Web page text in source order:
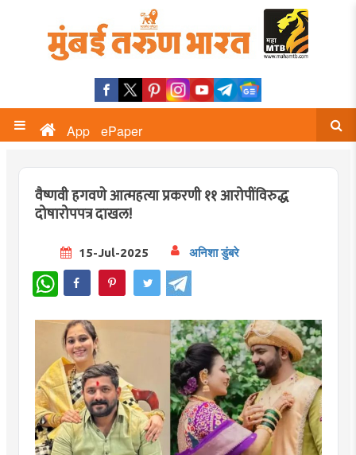
App ePaper
वैष्णवी हगवणे आत्महत्या प्रकरणी ११ आरोपींविरुद्ध
दोषारोपपत्र दाखल!
15-Jul-2025 अनिशा डुंबरे
WhatsApp